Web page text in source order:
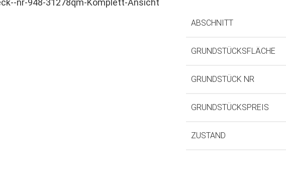
ABSCHNITT
GRUNDSTÜCKSFLÄCHE
GRUNDSTÜCK NR
GRUNDSTÜCKSPREIS
ZUSTAND